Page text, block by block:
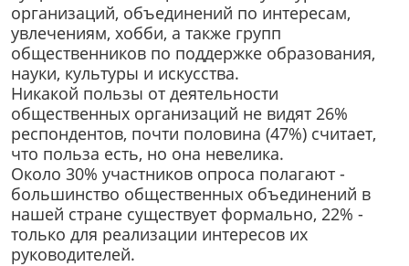
организаций, объединений по интересам,
увлечениям, хобби, а также групп
общественников по поддержке образования,
науки, культуры и искусства.
Никакой пользы от деятельности
общественных организаций не видят 26%
респондентов, почти половина (47%) считает,
что польза есть, но она невелика.
Около 30% участников опроса полагают -
большинство общественных объединений в
нашей стране существует формально, 22% -
только для реализации интересов их
руководителей.